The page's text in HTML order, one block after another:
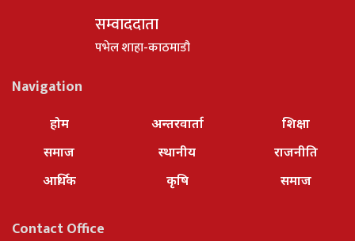
सम्वाददाता
पभेल शाहा-काठमाडौ
Navigation
होम
समाज
आर्थिक
अन्तरवार्ता
स्थानीय
कृषि
शिक्षा
राजनीति
समाज
Contact Office